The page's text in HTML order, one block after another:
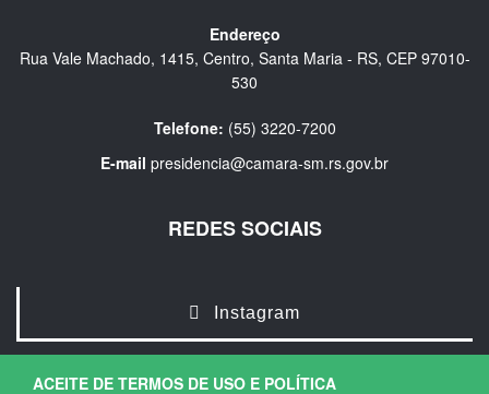
ACEITE DE TERMOS DE USO E POLÍTICA
Endereço
Rua Vale Machado, 1415, Centro, Santa Maria - RS, CEP 97010-
530
Telefone: (55) 3220-7200
E-mail presidencia@camara-sm.rs.gov.br
REDES SOCIAIS
Instagram